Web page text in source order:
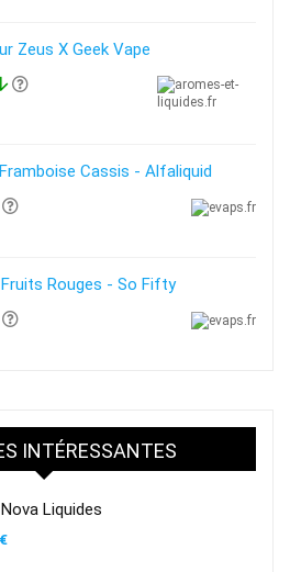
Zeus X Geek Vape
Cassis - Alfaliquid
Rouges - So Fifty
INTÉRESSANTES
Liquides
€